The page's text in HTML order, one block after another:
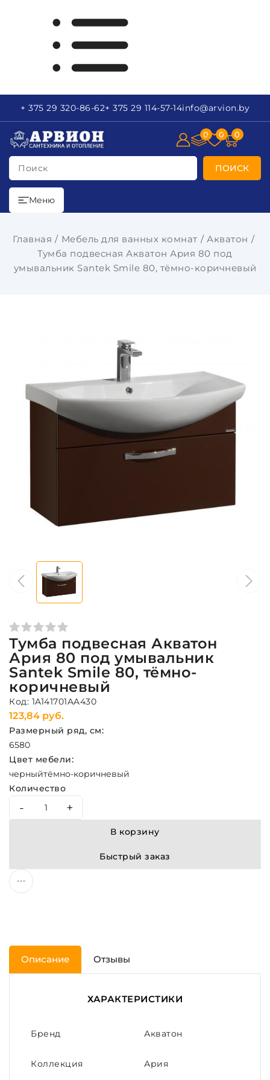
+ 375 29 320-86-62+ 375 29 114-57-14info@arvion.by
Поиск ПОИСК
0 0 0
Меню
Главная Мебель для ванных комнат
Акватон
Тумба подвесная Акватон Ария 80 под
умывальник Santek Smile 80, тёмно-коричневый
Тумба подвесная Акватон
Ария 80 под умывальник
Santek Smile 80, тёмно-
коричневый
Код: 1A141701AA430
123,84 руб.
Размерный ряд, см:
6580
Цвет мебели:
черныйтёмно-коричневый
Количество
- +
В корзину
Быстрый заказ
Описание Отзывы
ХАРАКТЕРИСТИКИ
Бренд Акватон
Коллекция Ария